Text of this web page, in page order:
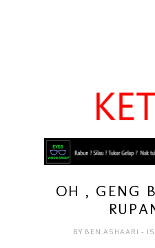
OH , GENG
BY BEN ASHAARI-